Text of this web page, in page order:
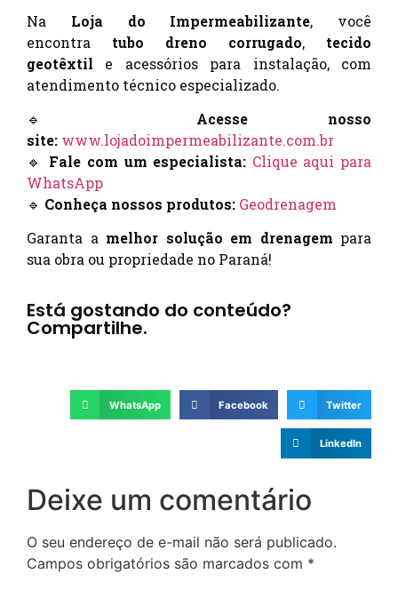
Na Loja do Impermeabilizante, você
encontra tubo dreno corrugado, tecido
geotêxtil e acessórios para instalação, com
atendimento técnico especializado.
🔹 Acesse nosso
site: www.lojadoimpermeabilizante.com.br
🔹 Fale com um especialista: Clique aqui para
WhatsApp
🔹 Conheça nossos produtos: Geodrenagem
Garanta a melhor solução em drenagem para
sua obra ou propriedade no Paraná!
Está gostando do conteúdo?
Compartilhe.
WhatsApp Facebook Twitter
LinkedIn
Deixe um comentário
O seu endereço de e-mail não será publicado.
Campos obrigatórios são marcados com *